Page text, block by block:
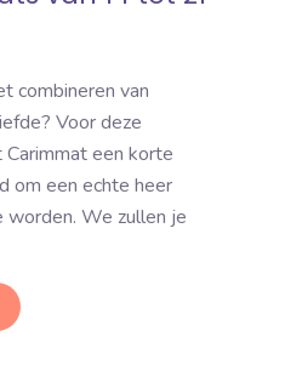
combineren van
Voor deze
een korte
om een echte heer
We zullen je